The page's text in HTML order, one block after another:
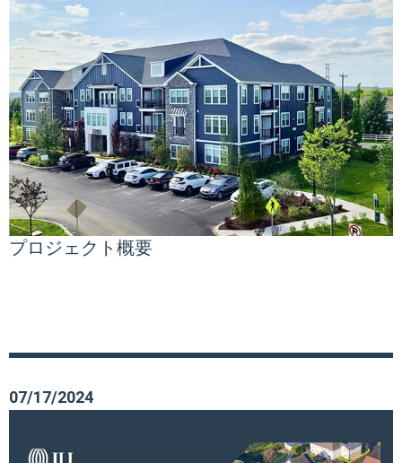
プロジェクト概要
07/17/2024